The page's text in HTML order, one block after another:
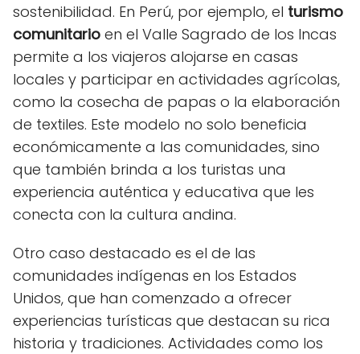
sostenibilidad. En Perú, por ejemplo, el turismo
comunitario en el Valle Sagrado de los Incas
permite a los viajeros alojarse en casas
locales y participar en actividades agrícolas,
como la cosecha de papas o la elaboración
de textiles. Este modelo no solo beneficia
económicamente a las comunidades, sino
que también brinda a los turistas una
experiencia auténtica y educativa que les
conecta con la cultura andina.
Otro caso destacado es el de las
comunidades indígenas en los Estados
Unidos, que han comenzado a ofrecer
experiencias turísticas que destacan su rica
historia y tradiciones. Actividades como los